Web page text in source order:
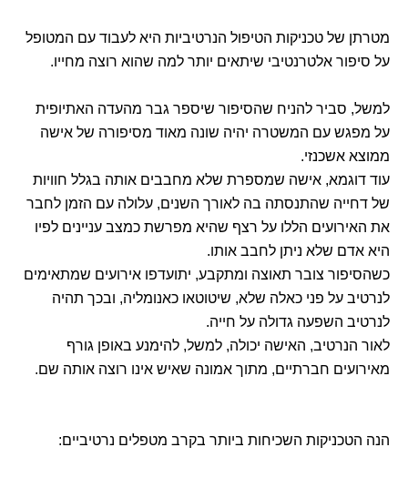
מטרתן של טכניקות הטיפול הנרטיביות היא לעבוד עם המטופל
על סיפור אלטרנטיבי שיתאים יותר למה שהוא רוצה מחייו.
למשל, סביר להניח שהסיפור שיספר גבר מהעדה האתיופית
על מפגש עם המשטרה יהיה שונה מאוד מסיפורה של אישה
ממוצא אשכנזי.
עוד דוגמא, אישה שמספרת שלא מחבבים אותה בגלל חוויות
של דחייה שהתנסתה בה לאורך השנים, עלולה עם הזמן לחבר
את האירועים הללו על רצף שהיא מפרשת כמצב עניינים לפיו
היא אדם שלא ניתן לחבב אותו.
כשהסיפור צובר תאוצה ומתקבע, יתועדפו אירועים שמתאימים
לנרטיב על פני כאלה שלא, שיטוטאו כאנומליה, ובכך תהיה
לנרטיב השפעה גדולה על חייה.
לאור הנרטיב, האישה יכולה, למשל, להימנע באופן גורף
מאירועים חברתיים, מתוך אמונה שאיש אינו רוצה אותה שם.
הנה הטכניקות השכיחות ביותר בקרב מטפלים נרטיביים: